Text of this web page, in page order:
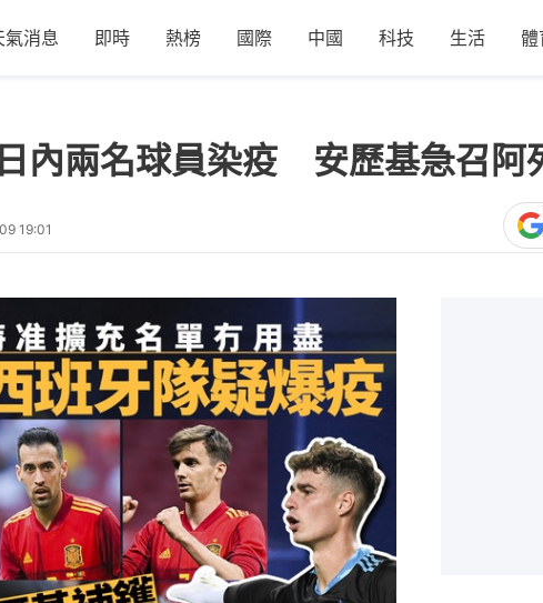
氣消息 即時 熱榜 國際 中國 科技 生活 體
內兩名球員染疫 安歷基急召阿
19:01